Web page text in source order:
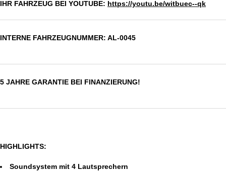
IHR FAHRZEUG BEI YOUTUBE: https://youtu.be/witbuec--qk
INTERNE FAHRZEUGNUMMER: AL-0045
5 JAHRE GARANTIE BEI FINANZIERUNG!
HIGHLIGHTS:
Soundsystem mit 4 Lautsprechern